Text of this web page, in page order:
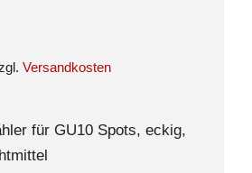
Versandkosten
für GU10 Spots, eckig,